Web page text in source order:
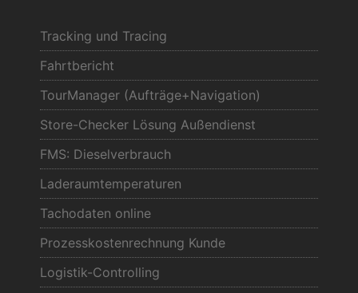
Tracking und Tracing
Fahrtbericht
TourManager (Aufträge+Navigation)
Store-Checker Lösung Außendienst
FMS: Dieselverbrauch
Laderaumtemperaturen
Tachodaten online
Prozesskostenrechnung Kunde
Logistik-Controlling